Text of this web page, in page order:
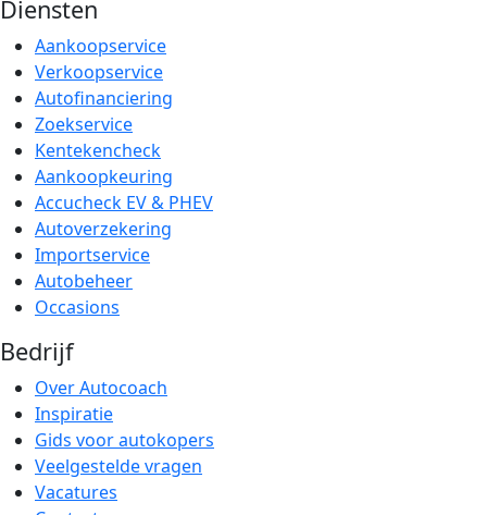
Diensten
Aankoopservice
Verkoopservice
Autofinanciering
Zoekservice
Kentekencheck
Aankoopkeuring
Accucheck EV & PHEV
Autoverzekering
Importservice
Autobeheer
Occasions
Bedrijf
Over Autocoach
Inspiratie
Gids voor autokopers
Veelgestelde vragen
Vacatures